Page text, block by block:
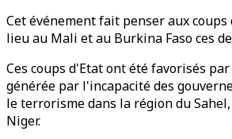
Cet événement fait penser aux
lieu au Mali et au Burkina Faso ces
Ces coups d'Etat ont été favorisés
générée par l'incapacité des
le terrorisme dans la région du
Niger.